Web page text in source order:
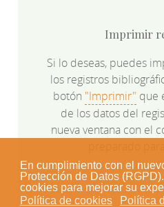
En cumplimiento con el
Protección de Datos
cookies para mejorar su
Política de cookies
Política
Imprimir
Si lo deseas, puedes
los registros
botón "Imprimir" que
de los datos del
nueva ventana con el